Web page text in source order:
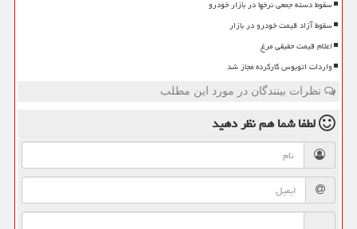
سقوط دسته جمعی نرخها در بازار خودرو
سقوط آزاد قیمت خودرو در بازار
اعلام قیمت حقیقی مرغ
واردات اتوبوس کارکرده مجاز شد
نظرات بینندگان در مورد این مطلب
لطفا شما همنظر دهید